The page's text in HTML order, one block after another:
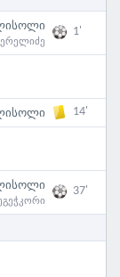
1'
14'
37'